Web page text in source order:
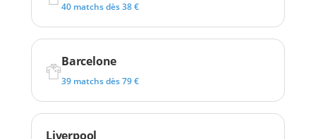
40 matchs dès 38 €
Barcelone
39 matchs dès 79 €
Liverpool